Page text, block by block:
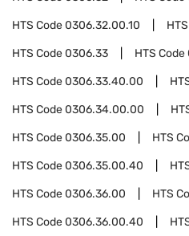
HTS Code0306.32.00.10
HTS Code0306.33 HTS Code
HTS Code0306.33.40.00
HTS Code0306.34.00.00
HTS Code0306.35.00 HTS
HTS Code0306.35.00.40
HTS Code0306.36.00 HTS
HTS Code0306.36.00.40